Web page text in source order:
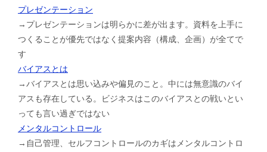
プレゼンテーション
→プレゼンテーションは明らかに差が出ます。資料を上手に
つくることが優先ではなく提案内容（構成、企画）が全てで
す
バイアスとは
→バイアスとは思い込みや偏見のこと。中には無意識のバイ
アスも存在している。ビジネスはこのバイアスとの戦いとい
っても言い過ぎではない
メンタルコントロール
→自己管理、セルフコントロールのカギはメンタルコントロ